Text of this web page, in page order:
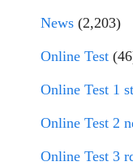
News (2,203)
Online Test
Online Test 1
Online Test 2
Online Test 3